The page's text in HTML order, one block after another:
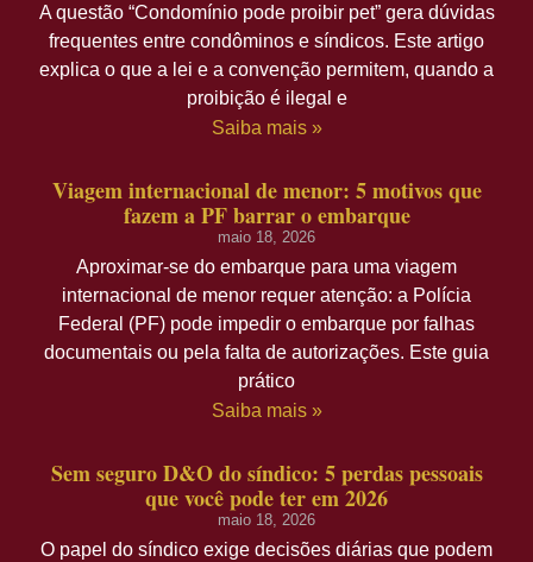
A questão “Condomínio pode proibir pet” gera dúvidas
frequentes entre condôminos e síndicos. Este artigo
explica o que a lei e a convenção permitem, quando a
proibição é ilegal e
Saiba mais »
Viagem internacional de menor: 5 motivos que
fazem a PF barrar o embarque
maio 18, 2026
Aproximar-se do embarque para uma viagem
internacional de menor requer atenção: a Polícia
Federal (PF) pode impedir o embarque por falhas
documentais ou pela falta de autorizações. Este guia
prático
Saiba mais »
Sem seguro D&O do síndico: 5 perdas pessoais
que você pode ter em 2026
maio 18, 2026
O papel do síndico exige decisões diárias que podem